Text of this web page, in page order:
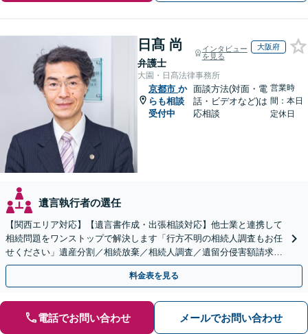
日髙 尚
弁護士
インタビュー
を見る
大阪府
大園・日髙法律事務所
京都市 か
らも相談
受付中
面談方法(対面・電
話・ビデオなど)は
応相談
営業時
間：本日
定休日
遺言執行者の選任
【関西エリア対応】【遺言書作成・出張相談対応】他士業と連携して
相続問題をワンストップで解決します「行方不明の相続人調査もお任
せください」遺産分割／相続放棄／相続人調査／遺留分侵害額請求／
登記など【休日・夜間面談可】【分割払い対応】
料金表を見る
電話でお問い合わせ メールでお問い合わせ